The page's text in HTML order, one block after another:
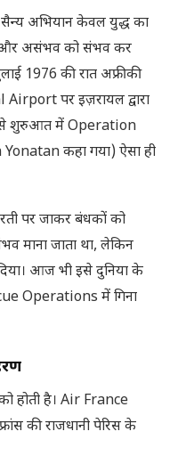
अभियान केवल युद्ध का
और असंभव को संभव कर
1976 की रात अफ्रीकी
पर इज़रायल द्वारा
शुरुआत में Operation
कहा गया) ऐसा ही
पर जाकर बंधकों को
माना जाता था, लेकिन
आज भी इसे दुनिया के
Operations में गिना
होती है। Air France
की राजधानी पेरिस के